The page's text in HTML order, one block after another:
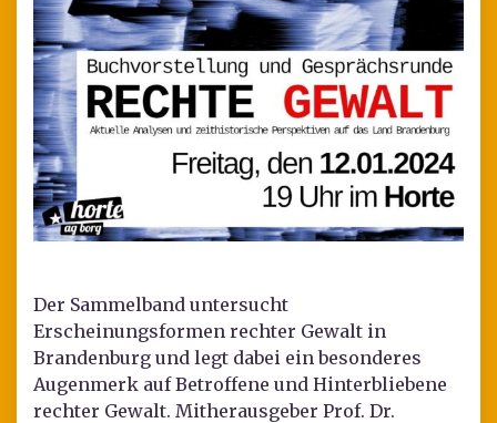
Der Sammelband untersucht
Erscheinungsformen rechter Gewalt in
Brandenburg und legt dabei ein besonderes
Augenmerk auf Betroffene und Hinterbliebene
rechter Gewalt. Mitherausgeber Prof. Dr.